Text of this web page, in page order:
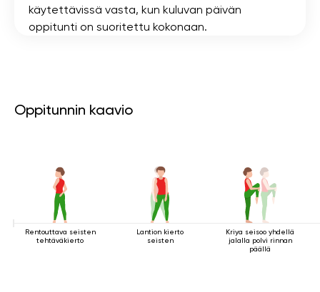
käytettävissä vasta, kun kuluvan päivän
oppitunti on suoritettu kokonaan.
Oppitunnin kaavio
Rentouttava seisten
tehtäväkierto
Lantion kierto
seisten
Kriya seisoo yhdellä
jalalla polvi rinnan
päällä